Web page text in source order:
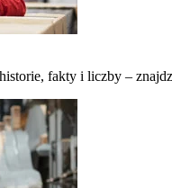
fakty i liczby –